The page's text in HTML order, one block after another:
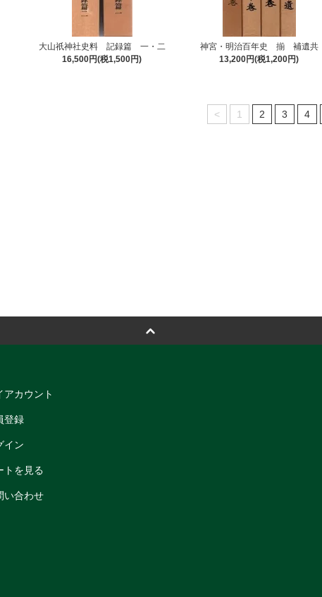
大山祇神社史料 記録篇 一・二
16,500円(税1,500円)
神宮・明治百年史 揃 補遺共
13,200円(税1,200円)
< 1 2 3 4
アカウント
登録
イン
トを見る
い合わせ